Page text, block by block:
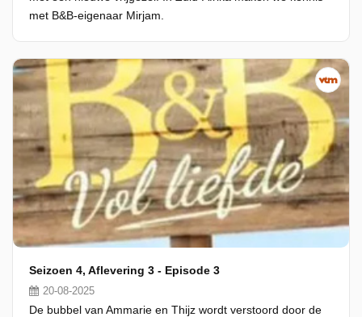
met B&B-eigenaar Mirjam.
Seizoen 4, Aflevering 3 - Episode 3
20-08-2025
De bubbel van Ammarie en Thijz wordt verstoord door de